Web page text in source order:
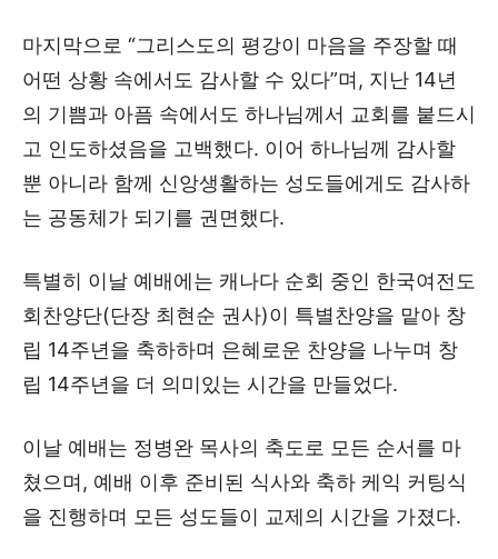
마지막으로 “그리스도의 평강이 마음을 주장할 때
어떤 상황 속에서도 감사할 수 있다”며, 지난 14년
의 기쁨과 아픔 속에서도 하나님께서 교회를 붙드시
고 인도하셨음을 고백했다. 이어 하나님께 감사할
뿐 아니라 함께 신앙생활하는 성도들에게도 감사하
는 공동체가 되기를 권면했다.
특별히 이날 예배에는 캐나다 순회 중인 한국여전도
회찬양단(단장 최현순 권사)이 특별찬양을 맡아 창
립 14주년을 축하하며 은혜로운 찬양을 나누며 창
립 14주년을 더 의미있는 시간을 만들었다.
이날 예배는 정병완 목사의 축도로 모든 순서를 마
쳤으며, 예배 이후 준비된 식사와 축하 케익 커팅식
을 진행하며 모든 성도들이 교제의 시간을 가졌다.